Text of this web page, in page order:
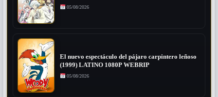
05/08/2026
El nuevo espectáculo del pájaro carpintero leñoso
(1999) LATINO 1080P WEBRIP
05/08/2026